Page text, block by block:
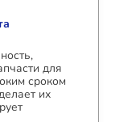
для
сроком
их